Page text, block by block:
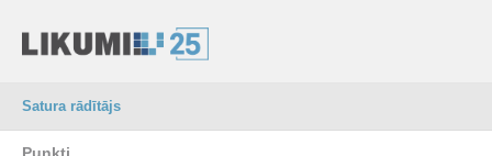
Satura rādītājs